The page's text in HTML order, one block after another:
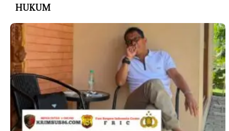
HUKUM